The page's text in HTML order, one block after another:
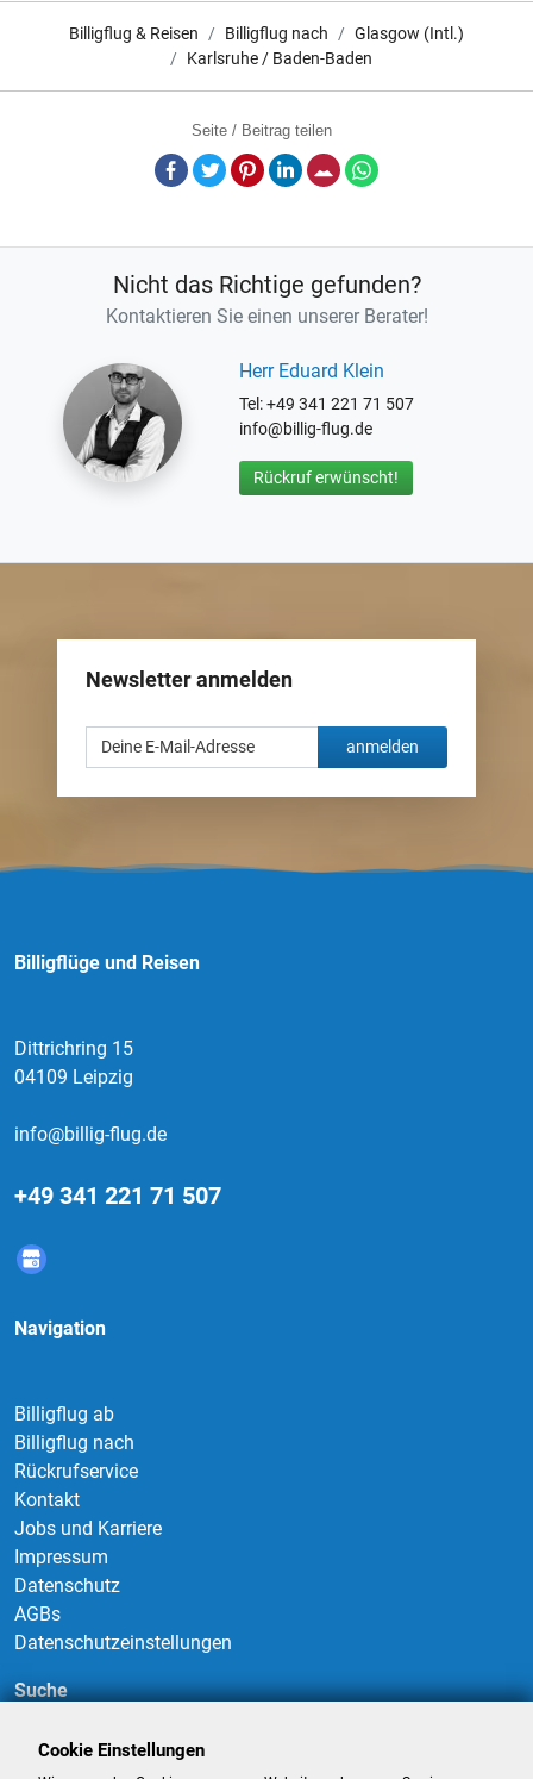
Billigflug & Reisen Billigflug nach
Glasgow (Intl.)
Karlsruhe / Baden-Baden
Seite / Beitrag teilen
Facebook
TwitterPinterestLinkedInE-Mail
Nicht das Richtige gefunden?
Kontaktieren Sie einen unserer Berater!
Herr Eduard Klein
Tel: +49 341 221 71 507
info@billig-flug.de
Rückruf erwünscht!
Newsletter anmelden
anmelden
Billigflüge und Reisen
Dittrichring 15
04109 Leipzig
info@billig-flug.de
+49 341 221 71 507
Navigation
Billigflug ab
Billigflug nach
Rückrufservice
Kontakt
Jobs und Karriere
Impressum
Datenschutz
AGBs
Datenschutzeinstellungen
Suche
Cookie Einstellungen